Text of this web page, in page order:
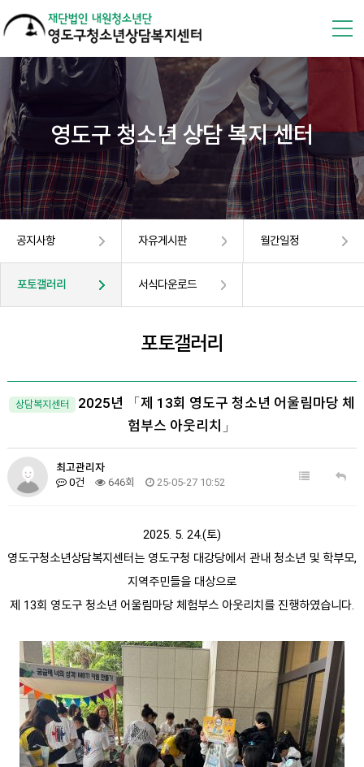
영도구 청소년 상담 복지 센터
공지사항 자유게시판 월간일정
포토갤러리 서식다운로드
포토갤러리
상담복지센터
2025년 「제 13회 영도구 청소년 어울림마당 체
험부스 아웃리치」
최고관리자
0건
646회 25-05-27 10:52
2025. 5. 24.(토)
영도구청소년상담복지센터는 영도구청 대강당에서 관내 청소년 및 학부모,
지역주민들을 대상으로
제 13회 영도구 청소년 어울림마당 체험부스 아웃리치를 진행하였습니다.